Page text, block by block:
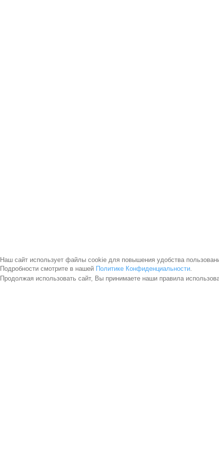
Наш сайт использует файлы cookie для повышения удобства
Подробности смотрите в нашей Политике Конфиденциальности.
Продолжая использовать сайт, Вы принимаете наши правила